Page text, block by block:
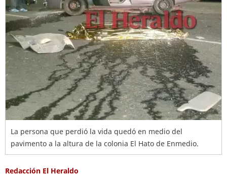
La persona que perdió la vida quedó en medio del
pavimento a la altura de la colonia El Hato de Enmedio.
Redacción El Heraldo